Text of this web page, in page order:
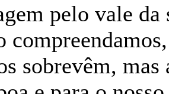
pelo vale
sobrevêm,